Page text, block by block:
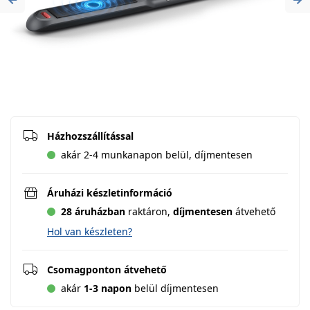
Previous
Házhozszállítással
akár 2-4 munkanapon belül, díjmentesen
Áruházi készletinformáció
28 áruházban raktáron, díjmentesen átvehető
Hol van készleten?
Csomagponton átvehető
akár 1-3 napon belül díjmentesen